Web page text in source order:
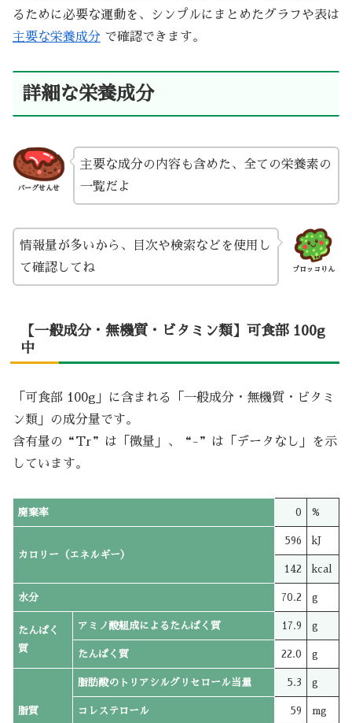
るために必要な運動を、シンプルにまとめたグラフや表は
主要な栄養成分 で確認できます。
詳細な栄養成分
バーグせんせ
主要な成分の内容も含めた、全ての栄養素の
一覧だよ
ブロッコりん
情報量が多いから、目次や検索などを使用し
て確認してね
【一般成分・無機質・ビタミン類】可食部 100g
中
「可食部 100g」に含まれる「一般成分・無機質・ビタミ
ン類」の成分量です。
含有量の“Tr”は「微量」、“-”は「データなし」を示
しています。
廃棄率 0 %
カロリー（エネルギー）
596 kJ
142 kcal
水分 70.2 g
たんぱく
質
アミノ酸組成によるたんぱく質 17.9 g
たんぱく質 22.0 g
脂質
脂肪酸のトリアシルグリセロール当量 5.3 g
コレステロール 59 mg